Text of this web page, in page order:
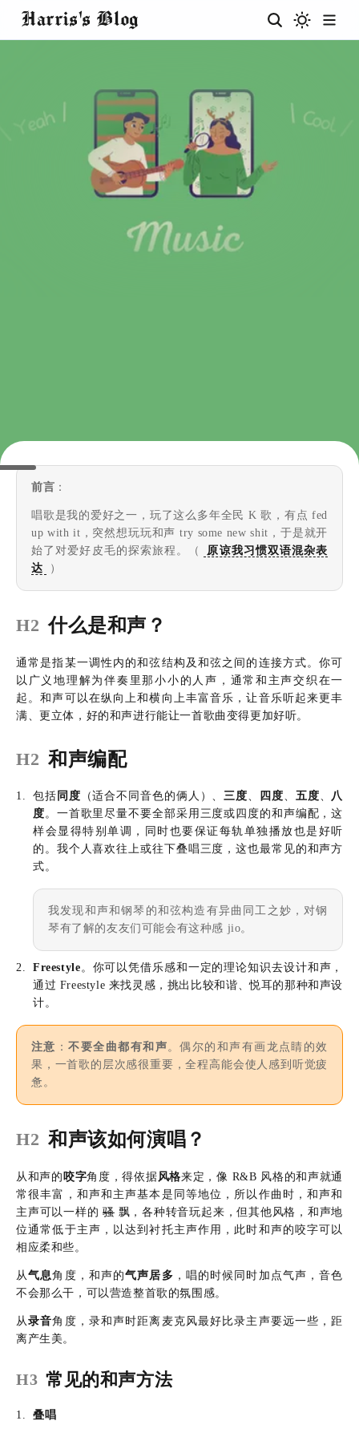
Harris's Blog
前言 ：
唱歌是我的爱好之一，玩了这么多年全民 K 歌，有点 fed
up with it，突然想玩玩和声 try some new shit，于是就开
始了对爱好皮毛的探索旅程。（
原谅我习惯双语混杂表
达
）
H2 什么是和声？
通常是指某一调性内的和弦结构及和弦之间的连接方式。你可
以广义地理解为伴奏里那小小的人声，通常和主声交织在一
起。和声可以在纵向上和横向上丰富音乐，让音乐听起来更丰
满、更立体，好的和声进行能让一首歌曲变得更加好听。
H2 和声编配
包括 同度 （适合不同音色的俩人）、三度、 四度、 五度、 八
度。一首歌里尽量不要全部采用三度或四度的和声编配，这
样会显得特别单调，同时也要保证每轨单独播放也是好听
的。我个人喜欢往上或往下叠唱三度，这也最常见的和声方
式。
我发现和声和钢琴的和弦构造有异曲同工之妙，对钢
琴有了解的友友们可能会有这种感 jio。
Freestyle。你可以凭借乐感和一定的理论知识去设计和声，
通过 Freestyle 来找灵感，挑出比较和谐、悦耳的那种和声设
计。
注意 ：不要全曲都有和声。偶尔的和声有画龙点睛的效
果，一首歌的层次感很重要，全程高能会使人感到听觉疲
惫。
H2 和声该如何演唱？
从和声的咬字角度，得依据风格来定，像 R&B 风格的和声就通
常很丰富，和声和主声基本是同等地位，所以作曲时，和声和
主声可以一样的骚飘，各种转音玩起来，但其他风格，和声地
位通常低于主声，以达到衬托主声作用，此时和声的咬字可以
相应柔和些。
从气息角度，和声的气声居多 ，唱的时候同时加点气声，音色
不会那么干，可以营造整首歌的氛围感。
从录音角度，录和声时距离麦克风最好比录主声要远一些，距
离产生美。
H3 常见的和声方法
叠唱